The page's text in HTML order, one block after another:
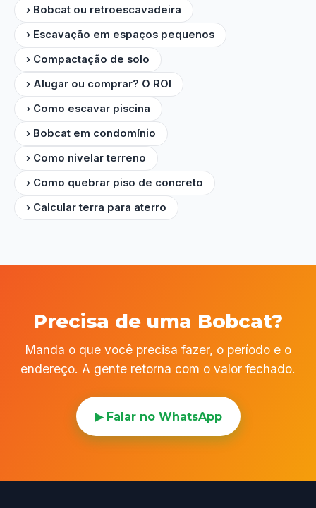
› Bobcat ou retroescavadeira
› Escavação em espaços pequenos
› Compactação de solo
› Alugar ou comprar? O ROI
› Como escavar piscina
› Bobcat em condomínio
› Como nivelar terreno
› Como quebrar piso de concreto
› Calcular terra para aterro
Precisa de uma Bobcat?
Manda o que você precisa fazer, o período e o
endereço. A gente retorna com o valor fechado.
▶ Falar no WhatsApp